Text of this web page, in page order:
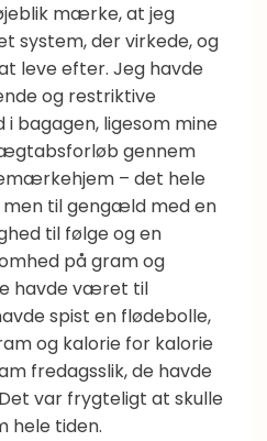
mærke, at jeg
system, der virkede, og
leve efter. Jeg havde
og restriktive
bagagen, ligesom mine
gennem
– det hele
til gengæld med en
til følge og en
på gram og
havde været til
spist en flødebolle,
og kalorie for kalorie
fredagsslik, de havde
var frygteligt at skulle
hele tiden.